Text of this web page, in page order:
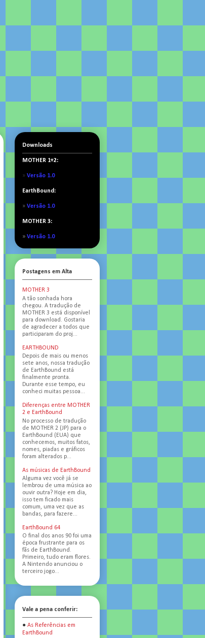
Downloads
MOTHER 1+2:
» Versão 1.0
EarthBound:
» Versão 1.0
MOTHER 3:
» Versão 1.0
Postagens em Alta
MOTHER 3
A tão sonhada hora
chegou. A tradução de
MOTHER 3 está disponível
para download. Gostaria
de agradecer a todos que
participaram do proj...
EARTHBOUND
Depois de mais ou menos
sete anos, nossa tradução
de EarthBound está
finalmente pronta.
Durante esse tempo, eu
conheci muitas pessoa...
Diferenças entre MOTHER
2 e EarthBound
No processo de tradução
de MOTHER 2 (JP) para o
EarthBound (EUA) que
conhecemos, muitos fatos,
nomes, piadas e gráficos
foram alterados p...
As músicas de EarthBound
Alguma vez você já se
lembrou de uma música ao
ouvir outra? Hoje em dia,
isso tem ficado mais
comum, uma vez que as
bandas, para fazere...
EarthBound 64
O final dos anos 90 foi uma
época frustrante para os
fãs de EarthBound.
Primeiro, tudo eram flores.
A Nintendo anunciou o
terceiro jogo...
Vale a pena conferir:
● As Referências em
EarthBound